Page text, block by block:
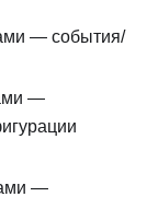
— события/
—
—